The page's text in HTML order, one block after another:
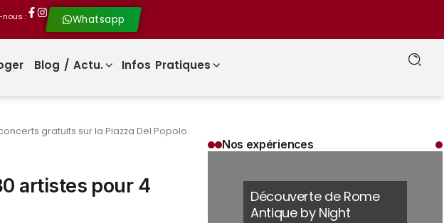
nous : Whatsapp
Blog / Actu. Infos Pratiques
gratuits sur la Piazza Del Popolo.
artistes pour 4
Nos expériences
Découverte de Rome
Antique by Night